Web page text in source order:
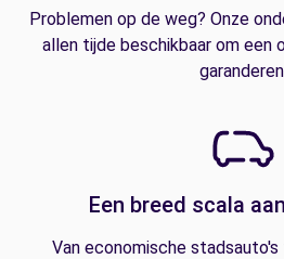
Problemen op de weg? Onze
allen tijde beschikbaar om een
Een breed scala
Van economische